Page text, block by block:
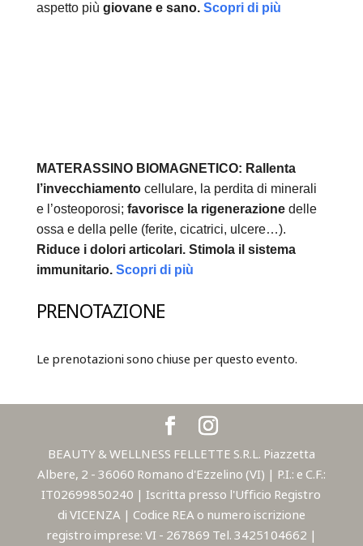
aspetto più giovane e sano. Scopri di più
MATERASSINO BIOMAGNETICO: Rallenta
l’invecchiamentocellulare, la perdita di minerali
e l’osteoporosi; favorisce la rigenerazionedelle
ossa e della pelle (ferite, cicatrici, ulcere…).
Riduce i dolori articolari. Stimola il sistema
immunitario. Scopri di più
PRENOTAZIONE
Le prenotazioni sono chiuse per questo evento.
BEAUTY & WELLNESS FELLETTE S.R.L. Piazzetta
Albere, 2 - 36060 Romano d'Ezzelino (VI) | P.I.: e C.F.:
IT02699850240 | Iscritta presso l'Ufficio Registro
di VICENZA | Codice REA o numero iscrizione
registro imprese: VI - 267869 Tel. 3425104662 |